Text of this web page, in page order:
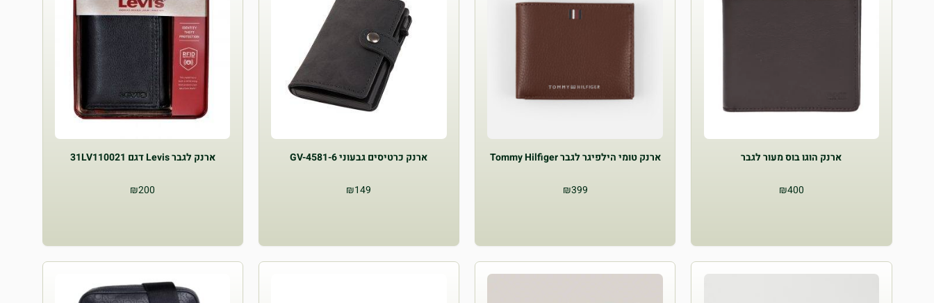
ארנק הוגו בוס מעור לגבר
₪400
ארנק טומי הילפיגר לגבר Tommy Hilfiger
₪399
ארנק כרטיסים גבעוני GV-4581-6
₪149
ארנק לגבר Levis דגם 31LV110021
₪200